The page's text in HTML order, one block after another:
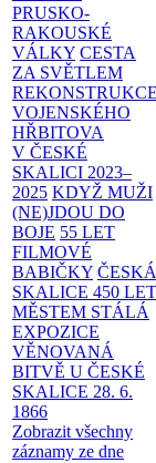
PRUSKO-
RAKOUSKÉ
VÁLKY CESTA
ZA SVĚTLEM
REKONSTRUKCE
VOJENSKÉHO
HŘBITOVA
V ČESKÉ
SKALICI 2023–
2025 KDYŽ MUŽI
(NE)JDOU DO
BOJE 55 LET
FILMOVÉ
BABIČKY ČESKÁ
SKALICE 450 LET
MĚSTEM STÁLÁ
EXPOZICE
VĚNOVANÁ
BITVĚ U ČESKÉ
SKALICE 28. 6.
1866
Zobrazit všechny
záznamy ze dne